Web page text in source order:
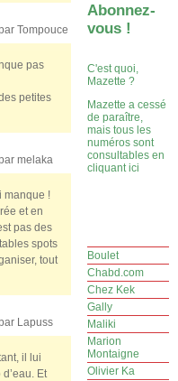
Tompouce
pas
petites
melaka
manque !
et en
pas des
spots
tout
Lapuss
il lui
Et
Abonnez-
vous !
C'est quoi,
Mazette ?
Mazette a cessé
de paraître,
mais tous les
numéros sont
consultables en
cliquant ici
Boulet
Chabd.com
Chez Kek
Gally
Maliki
Marion
Montaigne
Olivier Ka